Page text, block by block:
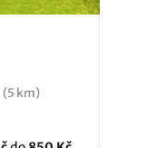
(5 km)